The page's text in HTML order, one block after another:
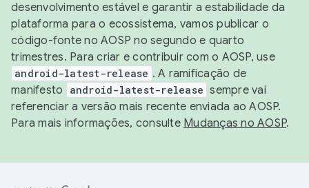
desenvolvimento estável e garantir a estabilidade da
plataforma para o ecossistema, vamos publicar o
código-fonte no AOSP no segundo e quarto
trimestres. Para criar e contribuir com o AOSP, use
android-latest-release . A ramificação de
manifesto
android-latest-release sempre vai
referenciar a versão mais recente enviada ao AOSP.
Para mais informações, consulte Mudanças no AOSP.